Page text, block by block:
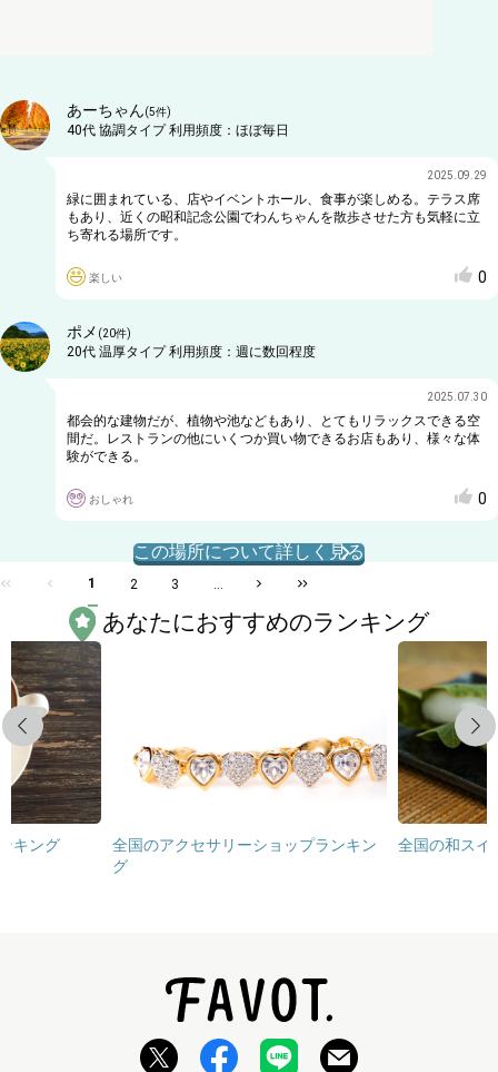
あーちゃん(5件)
40代 協調タイプ利用頻度： ほぼ毎日
2025.09.29
緑に囲まれている、店やイベントホール、食事が楽しめる。テラス席
もあり、近くの昭和記念公園でわんちゃんを散歩させた方も気軽に立
ち寄れる場所です。
楽しい 0
ポメ (20件)
20代 温厚タイプ利用頻度： 週に数回程度
2025.07.30
都会的な建物だが、植物や池などもあり、とてもリラックスできる空
間だ。レストランの他にいくつか買い物できるお店もあり、様々な体
験ができる。
おしゃれ 0
この場所について詳しく見る
1 2 3 ...
あなたにおすすめのランキング
Previous
キング
全国のアクセサリーショップランキン
グ
全国の和スイ
Next